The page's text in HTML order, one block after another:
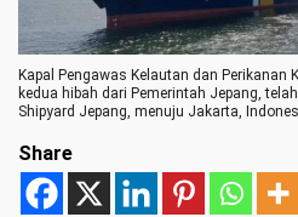
Kapal Pengawas Kelautan dan Perikanan
kedua hibah dari Pemerintah Jepang,
Shipyard Jepang, menuju Jakarta,
Share